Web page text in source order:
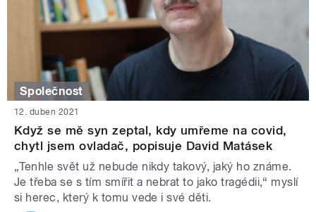
Společnost
12. duben 2021
Když se mě syn zeptal, kdy umřeme na covid,
chytl jsem ovladač, popisuje David Matásek
„Tenhle svět už nebude nikdy takový, jaký ho známe.
Je třeba se s tím smířit a nebrat to jako tragédii,“ myslí
si herec, který k tomu vede i své děti.